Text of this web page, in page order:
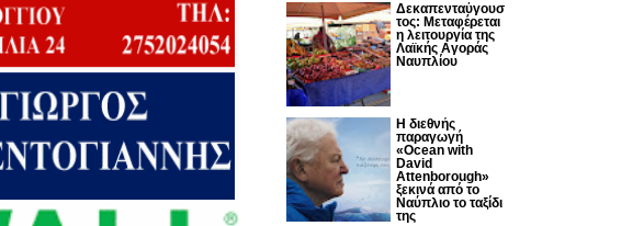
Δεκαπενταύγουσ
τος: Μεταφέρεται
η λειτουργία της
Λαϊκής Αγοράς
Ναυπλίου
Η διεθνής
παραγωγή
«Ocean with
David
Attenborough»
ξεκινά από το
Ναύπλιο το ταξίδι
της